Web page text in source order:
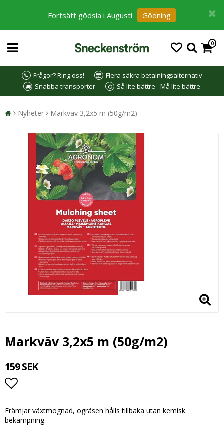
Fortsätt gödsla i Augusti Gödning
0
Frågor? Ring oss!
Flera säkra betalningsalternativ
Snabba transporter
Så lite bättre - Må lite bättre
Nyheter Markväv 3,2x5 m (50g/m2)
Markväv 3,2x5 m (50g/m2)
159 SEK
Lägg till i favoritlistan
Främjar växtmognad, ogräsen hålls tillbaka utan kemisk
bekämpning.